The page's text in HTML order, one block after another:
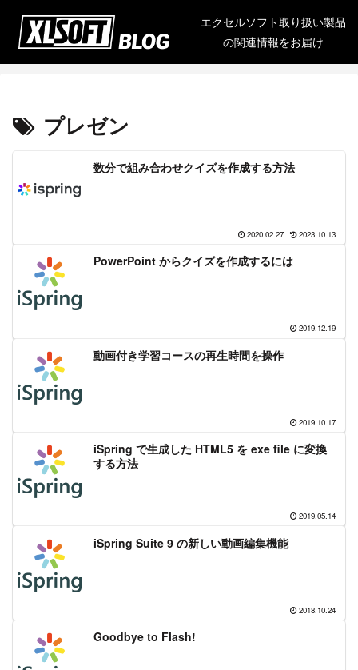
エクセルソフト取り扱い製品
の関連情報をお届け
プレゼン
数分で組み合わせクイズを作成する方法
2020.02.27 2023.10.13
PowerPoint からクイズを作成するには
2019.12.19
動画付き学習コースの再生時間を操作
2019.10.17
iSpring で生成した HTML5 を exe file に変換
する方法
2019.05.14
iSpring Suite 9 の新しい動画編集機能
2018.10.24
Goodbye to Flash!